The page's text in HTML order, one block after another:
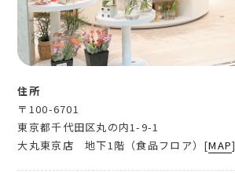
住所
〒100-6701
東京都千代田区丸の内1-9-1
大丸東京店 地下1階（食品フロア）[MAP]